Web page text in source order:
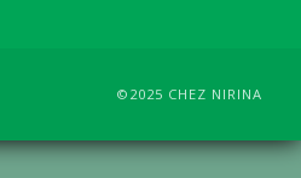
©2025 CHEZ NIRINA